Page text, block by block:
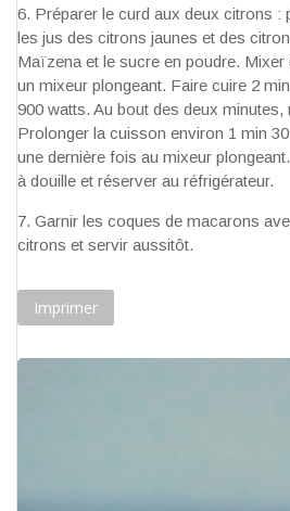
Préparer le curd aux deux citrons :
les jus des citrons jaunes et des
Maïzena et le sucre en poudre. Mixer
un mixeur plongeant. Faire cuire 2
900 watts. Au bout des deux minutes,
Prolonger la cuisson environ 1 min
une dernière fois au mixeur
à douille et réserver au réfrigérateur.
Garnir les coques de macarons
citrons et servir aussitôt.
Imprimer